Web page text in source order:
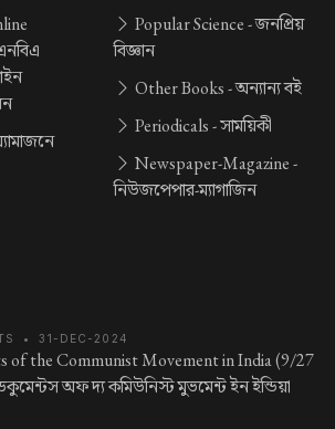
Popular Science -জনপ্রিয়
বিজ্ঞান
Other Books -অন্যান্য বই
Periodicals -সাময়িকী
Newspaper-Magazine -
নিউজপেপার-ম্যাগাজিন
• 31-DEC-2024
of the Communist Movement in India (9/27
অফ দ্য কমিউনিস্ট মুভমেন্ট ইন ইন্ডিয়া